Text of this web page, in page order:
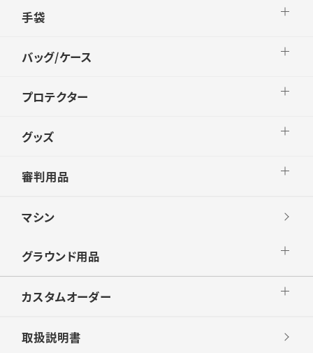
手袋
バッグ/ケース
プロテクター
グッズ
審判用品
マシン
グラウンド用品
カスタムオーダー
取扱説明書